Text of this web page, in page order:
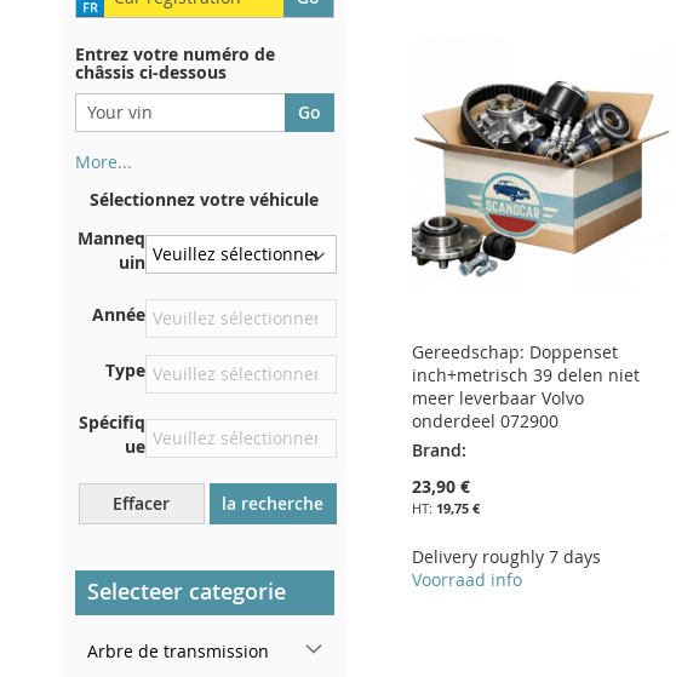
Gereedschap: Doppenset
inch+metrisch 39 delen niet
meer leverbaar Volvo
onderdeel 072900
Brand:
23,90 €
19,75 €
Delivery roughly 7 days
Voorraad info
Ajouter au panier
AJOUTER
Entrez votre numéro de
châssis ci-dessous
More...
au dos de votre certificat
d'immatriculation. Et aussi
dans la voiture
Sur la plaque inférieure du
siège avant droit
Centrer contre la cloison
sous le capot
Directement dans le
compartiment moteur
tableau de bord
Sélectionnez votre véhicule
Manneq
uin
Année
Type
Spécifiq
ue
Effacer la recherche
Selecteer categorie
Arbre de transmission